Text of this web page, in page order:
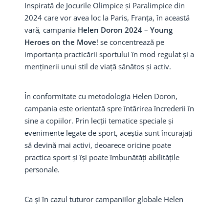
Inspirată de Jocurile Olimpice și Paralimpice din
2024 care vor avea loc la Paris, Franța, în această
vară, campania Helen Doron 2024 – Young
Heroes on the Move! se concentrează pe
importanța practicării sportului în mod regulat și a
menținerii unui stil de viață sănătos și activ.
În conformitate cu metodologia Helen Doron,
campania este orientată spre întărirea încrederii în
sine a copiilor. Prin lecții tematice speciale și
evenimente legate de sport, aceștia sunt încurajați
să devină mai activi, deoarece oricine poate
practica sport și își poate îmbunătăți abilitățile
personale.
Ca și în cazul tuturor campaniilor globale Helen